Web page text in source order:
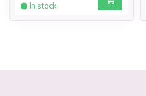
In stock